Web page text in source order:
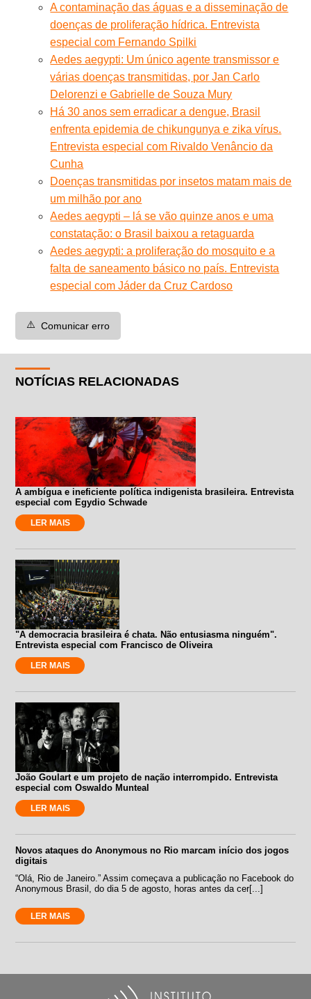
A contaminação das águas e a disseminação de
doenças de proliferação hídrica. Entrevista
especial com Fernando Spilki
Aedes aegypti: Um único agente transmissor e
várias doenças transmitidas, por Jan Carlo
Delorenzi e Gabrielle de Souza Mury
Há 30 anos sem erradicar a dengue, Brasil
enfrenta epidemia de chikungunya e zika vírus.
Entrevista especial com Rivaldo Venâncio da
Cunha
Doenças transmitidas por insetos matam mais de
um milhão por ano
Aedes aegypti – lá se vão quinze anos e uma
constatação: o Brasil baixou a retaguarda
Aedes aegypti: a proliferação do mosquito e a
falta de saneamento básico no país. Entrevista
especial com Jáder da Cruz Cardoso
⚠️ Comunicar erro
NOTÍCIAS RELACIONADAS
A ambígua e ineficiente política indigenista brasileira. Entrevista
especial com Egydio Schwade
LER MAIS
"A democracia brasileira é chata. Não entusiasma ninguém".
Entrevista especial com Francisco de Oliveira
LER MAIS
João Goulart e um projeto de nação interrompido. Entrevista
especial com Oswaldo Munteal
LER MAIS
Novos ataques do Anonymous no Rio marcam início dos jogos
digitais
“Olá, Rio de Janeiro.” Assim começava a publicação no Facebook do
Anonymous Brasil, do dia 5 de agosto, horas antes da cer[...]
LER MAIS